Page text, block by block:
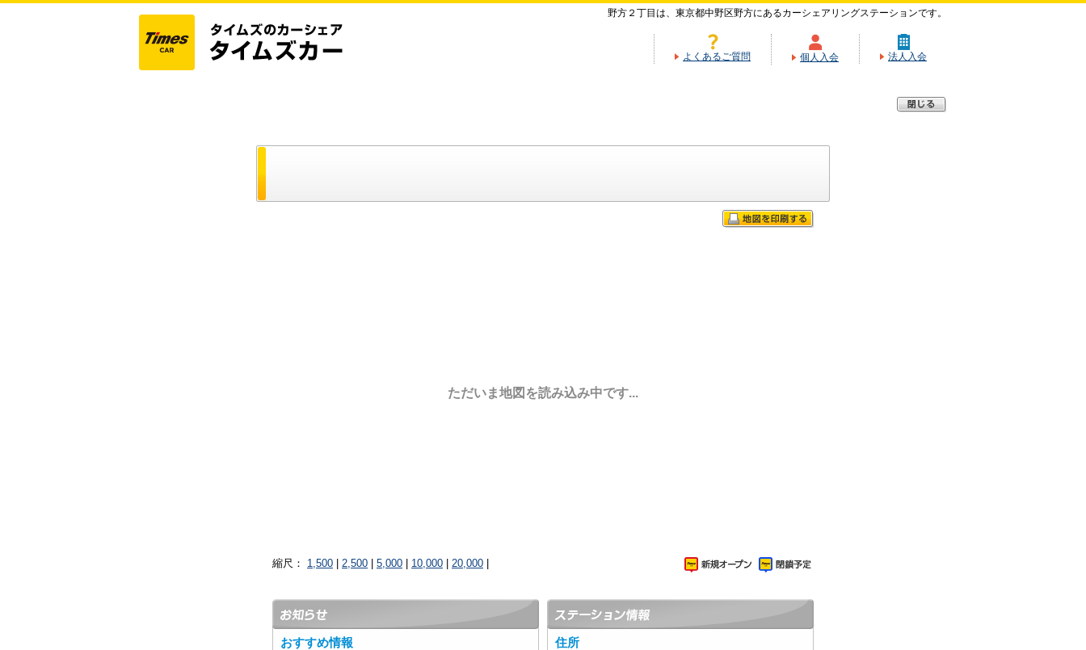
野方２丁目は、東京都中野区野方にあるカーシェアリングステーションです。
よくあるご質問 個人入会 法人入会
ただいま地図を読み込み中です...
縮尺： 1,500 2,500 5,000 10,000 20,000
おすすめ情報 住所